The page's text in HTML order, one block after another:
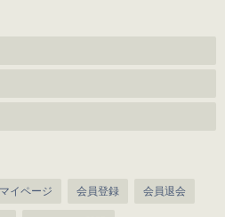
マイページ 会員登録 会員退会